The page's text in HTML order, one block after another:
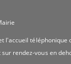
l'accueil téléphonique
rendez-vous en